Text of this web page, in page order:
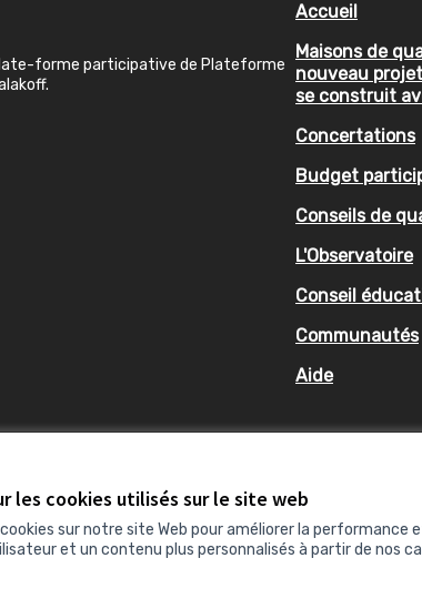
les cookies utilisés sur le site web
cookies sur notre site Web pour améliorer la
et un contenu plus personnalisés à partir de nos
forme participative de Plateforme
Accueil
Maisons de
nouveau
se construit
Concertations
Budget
Conseils de
L'Observatoire
Conseil
Communautés
Aide